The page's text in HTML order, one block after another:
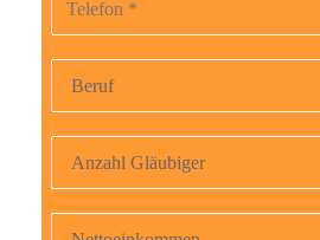
s
i
Beruf
Anzahl Gläubiger
Nettoeinkommen